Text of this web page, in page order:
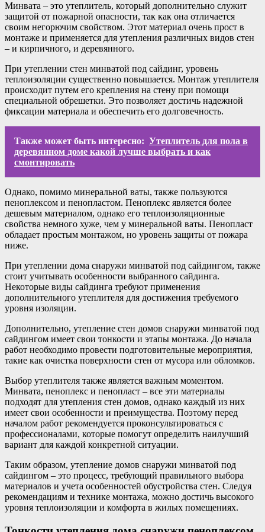
Минвата – это утеплитель, который дополнительно служит
защитой от пожарной опасности, так как она отличается
своим негорючим свойством. Этот материал очень прост в
монтаже и применяется для утепления различных видов стен
– и кирпичного, и деревянного.
При утеплении стен минватой под сайдинг, уровень
теплоизоляции существенно повышается. Монтаж утеплителя
происходит путем его крепления на стену при помощи
специальной обрешетки. Это позволяет достичь надежной
фиксации материала и обеспечить его долговечность.
Также может быть интересно: Утеплитель для пола в
деревянном доме какой лучше выбрать и как
смонтировать
Однако, помимо минеральной ваты, также пользуются
пеноплексом и пенопластом. Пеноплекс является более
дешевым материалом, однако его теплоизоляционные
свойства немного хуже, чем у минеральной ваты. Пенопласт
обладает простым монтажом, но уровень защиты от пожара
ниже.
При утеплении дома снаружи минватой под сайдингом, также
стоит учитывать особенности выбранного сайдинга.
Некоторые виды сайдинга требуют применения
дополнительного утеплителя для достижения требуемого
уровня изоляции.
Дополнительно, утепление стен домов снаружи минватой под
сайдингом имеет свои тонкости и этапы монтажа. До начала
работ необходимо провести подготовительные мероприятия,
такие как очистка поверхности стен от мусора или обломков.
Выбор утеплителя также является важным моментом.
Минвата, пеноплекс и пенопласт – все эти материалы
подходят для утепления стен домов, однако каждый из них
имеет свои особенности и преимущества. Поэтому перед
началом работ рекомендуется проконсультироваться с
профессионалами, которые помогут определить наилучший
вариант для каждой конкретной ситуации.
Таким образом, утепление домов снаружи минватой под
сайдингом – это процесс, требующий правильного выбора
материалов и учета особенностей обустройства стен. Следуя
рекомендациям и технике монтажа, можно достичь высокого
уровня теплоизоляции и комфорта в жилых помещениях.